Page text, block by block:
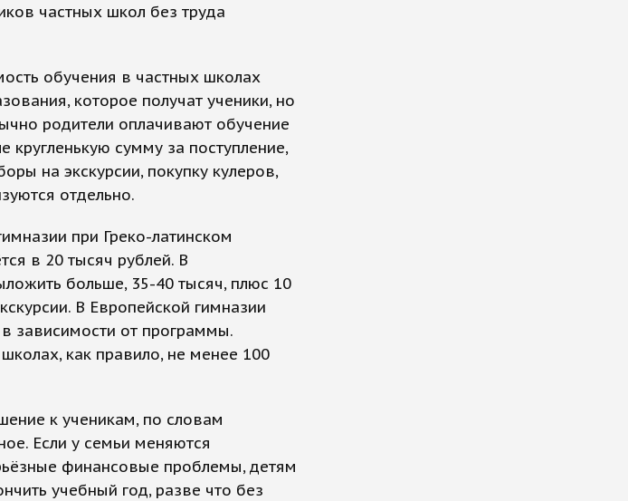
частных школ без труда
обучения в частных школах
которое получат ученики, но
родители оплачивают обучение
сумму за поступление,
на экскурсии, покупку кулеров,
отдельно.
при Греко-латинском
в 20 тысяч рублей. В
больше, 35-40 тысяч, плюс 10
В Европейской гимназии
зависимости от программы.
как правило, не менее 100
к ученикам, по словам
Если у семьи меняются
финансовые проблемы, детям
учебный год, разве что без